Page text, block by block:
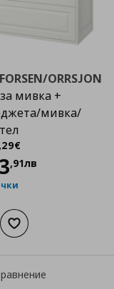
ORRSJON
мивка +
мивка/
,29€
,91лв
в кошницата
Добави към